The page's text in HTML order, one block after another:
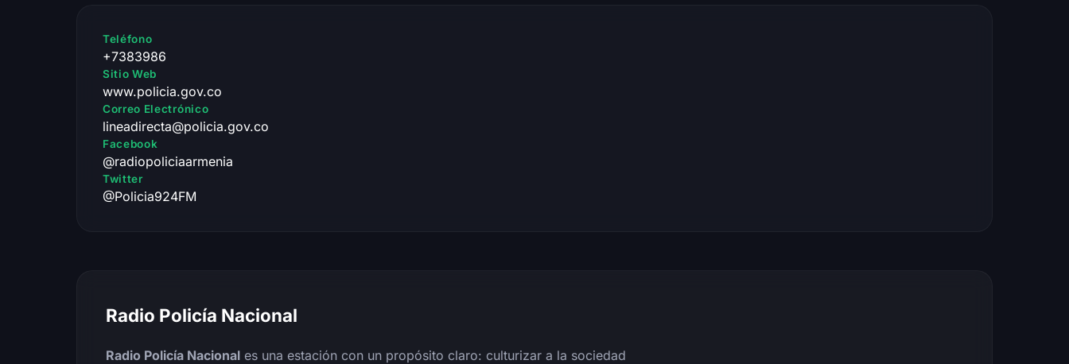
Teléfono
+7383986
Sitio Web
www.policia.gov.co
Correo Electrónico
lineadirecta@policia.gov.co
Facebook
@radiopoliciaarmenia
Twitter
@Policia924FM
Radio Policía Nacional
Radio Policía Nacional es una estación con un propósito claro: culturizar a la sociedad